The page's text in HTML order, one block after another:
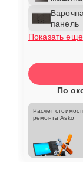
панель
Показать еще
По
Расчет
ремонта Asko